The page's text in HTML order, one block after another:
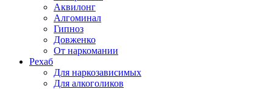
Аквилонг
Алгоминал
Гипноз
Довженко
От наркомании
Рехаб
Для наркозависимых
Для алкоголиков